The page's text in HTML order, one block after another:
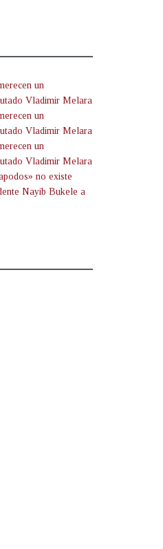
un
Vladimir Melara
un
Vladimir Melara
un
Vladimir Melara
no existe
Nayib Bukele a